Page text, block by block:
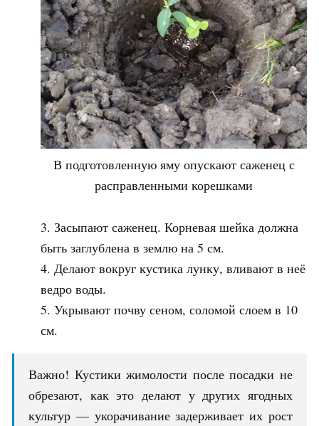
В подготовленную яму опускают саженец с
расправленными корешками
Засыпают саженец. Корневая шейка должна
быть заглублена в землю на 5 см.
Делают вокруг кустика лунку, вливают в неё
ведро воды.
Укрывают почву сеном, соломой слоем в 10
см.
Важно! Кустики жимолости после посадки не
обрезают, как это делают у других ягодных
культур — укорачивание задерживает их рост